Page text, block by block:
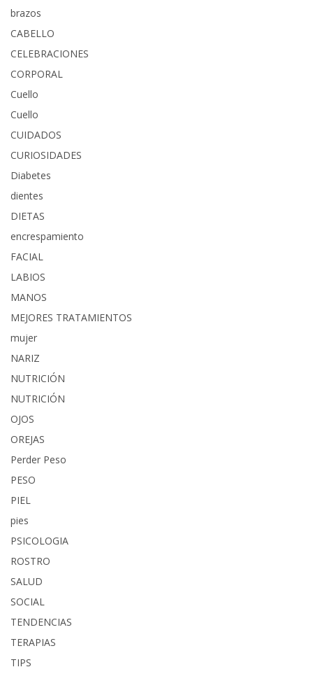
brazos
CABELLO
CELEBRACIONES
CORPORAL
Cuello
Cuello
CUIDADOS
CURIOSIDADES
Diabetes
dientes
DIETAS
encrespamiento
FACIAL
LABIOS
MANOS
MEJORES TRATAMIENTOS
mujer
NARIZ
NUTRICIÓN
NUTRICIÓN
OJOS
OREJAS
Perder Peso
PESO
PIEL
pies
PSICOLOGIA
ROSTRO
SALUD
SOCIAL
TENDENCIAS
TERAPIAS
TIPS